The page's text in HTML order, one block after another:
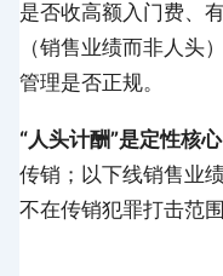
是否收高额入门费、
（销售业绩而非人头
管理是否正规。
“人头计酬”是定性核心
传销；以下线销售业
不在传销犯罪打击范围